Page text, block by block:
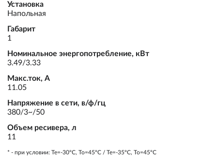
Установка
Напольная
Габарит
1
Номинальное энергопотребление, кВт
3.49/3.33
Макс.ток, А
11.05
Напряжение в сети, в/ф/гц
380/3~/50
Объем ресивера, л
11
* - при условии: Te=-30ºC, To=45ºC / Te=-35ºC, To=45ºC